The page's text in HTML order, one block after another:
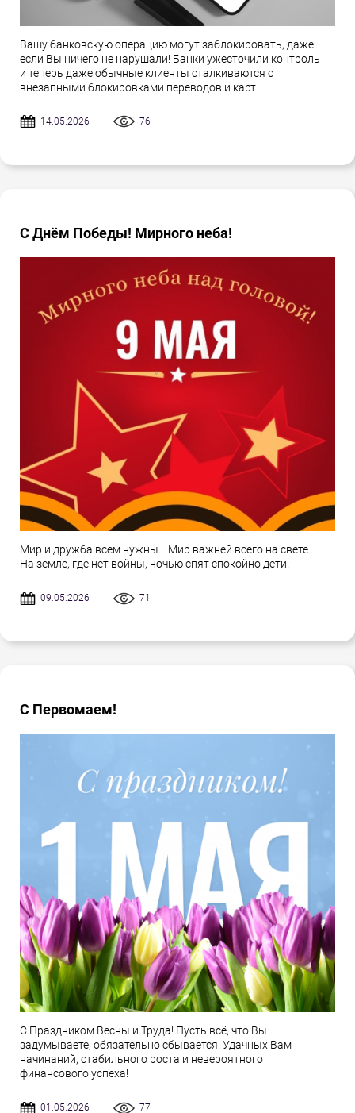
Вашу банковскую операцию могут заблокировать, даже
если Вы ничего не нарушали! Банки ужесточили контроль
и теперь даже обычные клиенты сталкиваются с
внезапными блокировками переводов и карт.
14.05.2026 76
С Днём Победы! Мирного неба!
Мир и дружба всем нужны... Мир важней всего на свете...
На земле, где нет войны, ночью спят спокойно дети!
09.05.2026 71
С Первомаем!
С Праздником Весны и Труда! Пусть всё, что Вы
задумываете, обязательно сбывается. Удачных Вам
начинаний, стабильного роста и невероятного
финансового успеха!
01.05.2026 77